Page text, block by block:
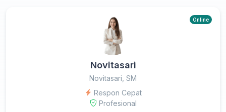
Online
Novitasari
Novitasari, SM
Respon Cepat
Profesional